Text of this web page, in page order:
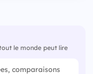
le monde peut lire